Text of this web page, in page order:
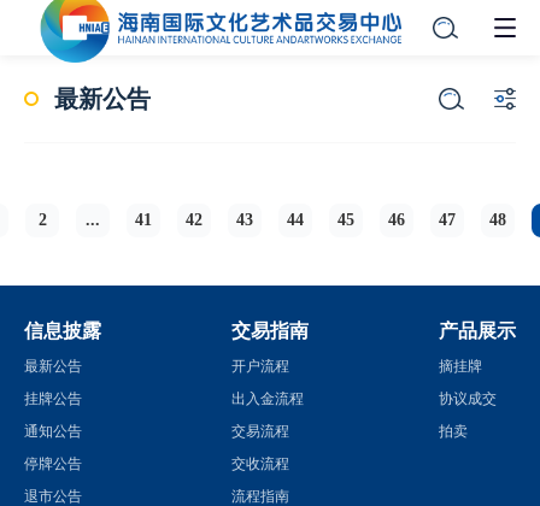
最新公告
2 ... 41 42 43 44 45 46 47 48
信息披露
最新公告
挂牌公告
通知公告
停牌公告
退市公告
交易指南
开户流程
出入金流程
交易流程
交收流程
流程指南
产品展示
摘挂牌
协议成交
拍卖